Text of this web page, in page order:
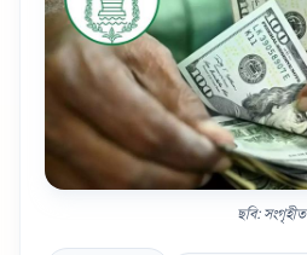
ছবি: সংগৃহীত